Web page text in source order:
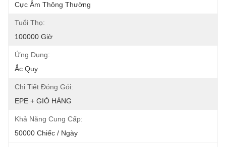
Cực Âm Thông Thường
Tuổi Thọ:
100000 Giờ
Ứng Dụng:
Ắc Quy
Chi Tiết Đóng Gói:
EPE + GIỎ HÀNG
Khả Năng Cung Cấp:
50000 Chiếc / Ngày